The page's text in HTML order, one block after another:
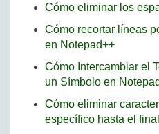
Cómo eliminar los
Cómo recortar líneas
en Notepad++
Cómo Intercambiar el
un Símbolo en
Cómo eliminar
específico hasta el